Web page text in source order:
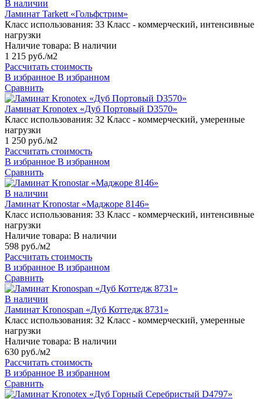
В наличии
Ламинат Tarkett «Гольфстрим»
Класс использования: 33 Класс - коммерческий, интенсивные
нагрузки
Наличие товара: В наличии
1 215 руб./м2
Рассчитать стоимость
В избранное В избранном
Сравнить
Ламинат Kronotex «Дуб Портовый D3570»
Класс использования: 32 Класс - коммерческий, умеренные
нагрузки
1 250 руб./м2
Рассчитать стоимость
В избранное В избранном
Сравнить
В наличии
Ламинат Kronostar «Маджоре 8146»
Класс использования: 33 Класс - коммерческий, интенсивные
нагрузки
Наличие товара: В наличии
598 руб./м2
Рассчитать стоимость
В избранное В избранном
Сравнить
В наличии
Ламинат Kronospan «Дуб Коттедж 8731»
Класс использования: 32 Класс - коммерческий, умеренные
нагрузки
Наличие товара: В наличии
630 руб./м2
Рассчитать стоимость
В избранное В избранном
Сравнить